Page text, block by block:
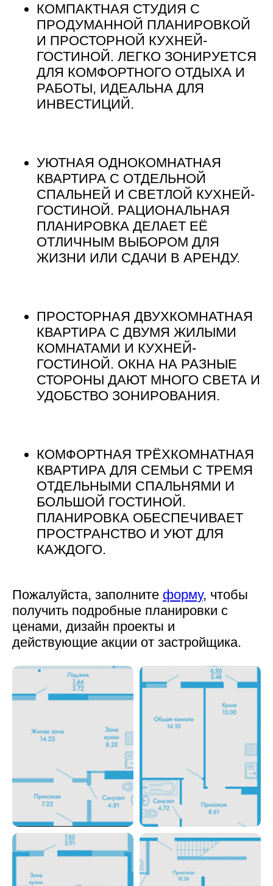
КОМПАКТНАЯ СТУДИЯ С
ПРОДУМАННОЙ ПЛАНИРОВКОЙ
И ПРОСТОРНОЙ КУХНЕЙ-
ГОСТИНОЙ. ЛЕГКО ЗОНИРУЕТСЯ
ДЛЯ КОМФОРТНОГО ОТДЫХА И
РАБОТЫ, ИДЕАЛЬНА ДЛЯ
ИНВЕСТИЦИЙ.
УЮТНАЯ ОДНОКОМНАТНАЯ
КВАРТИРА С ОТДЕЛЬНОЙ
СПАЛЬНЕЙ И СВЕТЛОЙ КУХНЕЙ-
ГОСТИНОЙ. РАЦИОНАЛЬНАЯ
ПЛАНИРОВКА ДЕЛАЕТ ЕЁ
ОТЛИЧНЫМ ВЫБОРОМ ДЛЯ
ЖИЗНИ ИЛИ СДАЧИ В АРЕНДУ.
ПРОСТОРНАЯ ДВУХКОМНАТНАЯ
КВАРТИРА С ДВУМЯ ЖИЛЫМИ
КОМНАТАМИ И КУХНЕЙ-
ГОСТИНОЙ. ОКНА НА РАЗНЫЕ
СТОРОНЫ ДАЮТ МНОГО СВЕТА И
УДОБСТВО ЗОНИРОВАНИЯ.
КОМФОРТНАЯ ТРЁХКОМНАТНАЯ
КВАРТИРА ДЛЯ СЕМЬИ С ТРЕМЯ
ОТДЕЛЬНЫМИ СПАЛЬНЯМИ И
БОЛЬШОЙ ГОСТИНОЙ.
ПЛАНИРОВКА ОБЕСПЕЧИВАЕТ
ПРОСТРАНСТВО И УЮТ ДЛЯ
КАЖДОГО.
Пожалуйста, заполните форму, чтобы
получить подробные планировки с
ценами, дизайн проекты и
действующие акции от застройщика.